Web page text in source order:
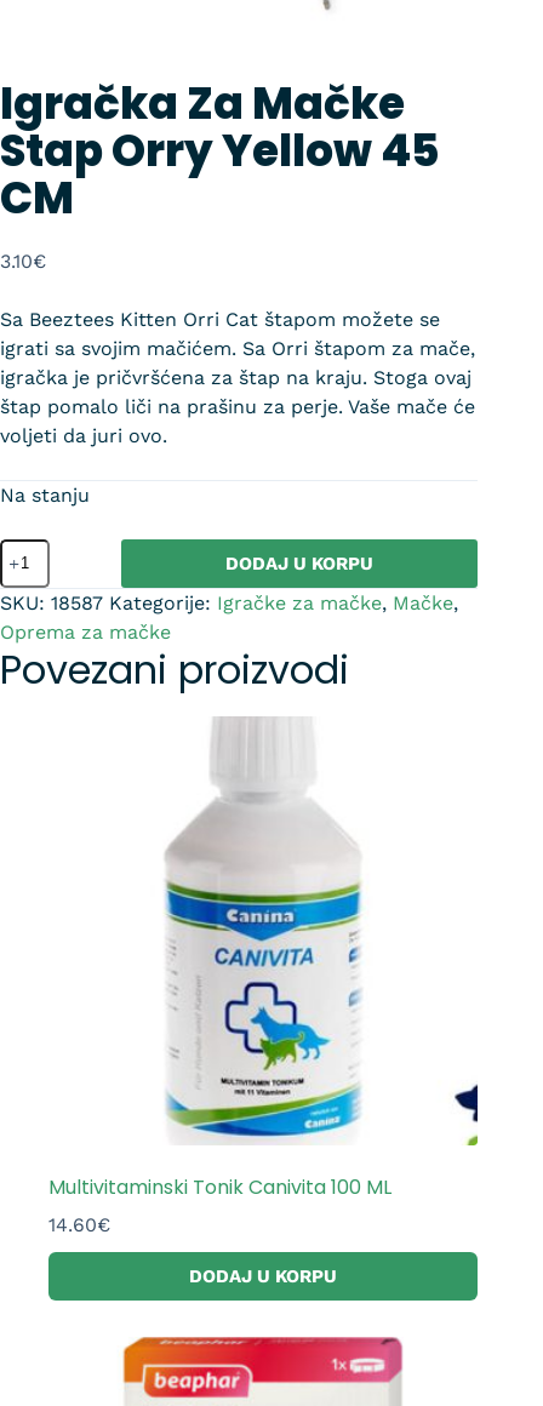
Igračka Za Mačke
Stap Orry Yellow 45
CM
3.10€
Sa Beeztees Kitten Orri Cat štapom možete se
igrati sa svojim mačićem. Sa Orri štapom za mače,
igračka je pričvršćena za štap na kraju. Stoga ovaj
štap pomalo liči na prašinu za perje. Vaše mače će
voljeti da juri ovo.
Na stanju
DODAJ U KORPU
SKU: 18587 Kategorije: Igračke za mačke, Mačke,
Oprema za mačke
Povezani proizvodi
Multivitaminski Tonik Canivita 100 ML
14.60€
DODAJ U KORPU